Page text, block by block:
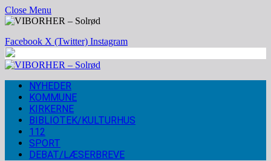
Close Menu
Facebook X (Twitter) Instagram
NYHEDER
KOMMUNE
KIRKERNE
BIBLIOTEK/KULTURHUS
112
SPORT
DEBAT/LÆSERBREVE